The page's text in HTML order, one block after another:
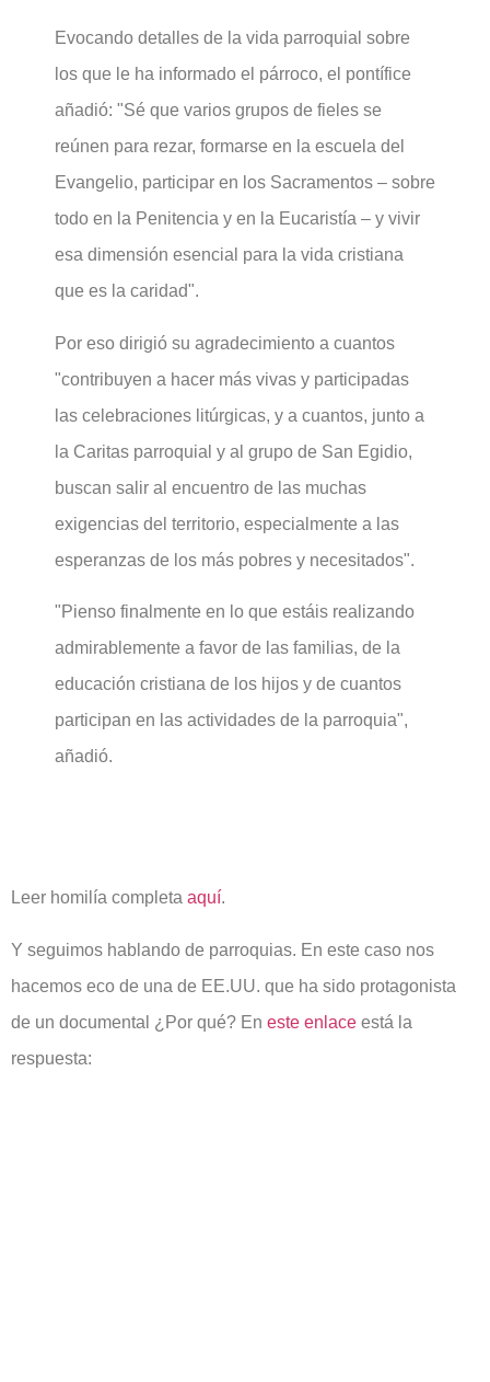
Evocando detalles de la vida parroquial sobre
los que le ha informado el párroco, el pontífice
añadió: "Sé que varios grupos de fieles se
reúnen para rezar, formarse en la escuela del
Evangelio, participar en los Sacramentos – sobre
todo en la Penitencia y en la Eucaristía – y vivir
esa dimensión esencial para la vida cristiana
que es la caridad".
Por eso dirigió su agradecimiento a cuantos
"contribuyen a hacer más vivas y participadas
las celebraciones litúrgicas, y a cuantos, junto a
la Caritas parroquial y al grupo de San Egidio,
buscan salir al encuentro de las muchas
exigencias del territorio, especialmente a las
esperanzas de los más pobres y necesitados".
"Pienso finalmente en lo que estáis realizando
admirablemente a favor de las familias, de la
educación cristiana de los hijos y de cuantos
participan en las actividades de la parroquia",
añadió.
Leer homilía completa aquí.
Y seguimos hablando de parroquias. En este caso nos
hacemos eco de una de EE.UU. que ha sido protagonista
de un documental ¿Por qué? En este enlace está la
respuesta: